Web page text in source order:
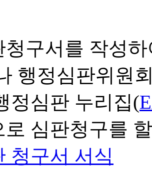
청구서를 작성
행정심판위원
정심판 누리집(
로 심판청구를
청구서 서식